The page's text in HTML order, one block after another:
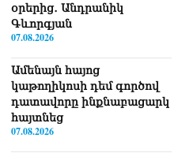
օրերից․ Անդրանիկ
Գևորգյան
07.08.2026
Ամենայն հայոց
կաթողիկոսի դեմ գործով
դատավորը ինքնաբացարկ
հայտնեց
07.08.2026